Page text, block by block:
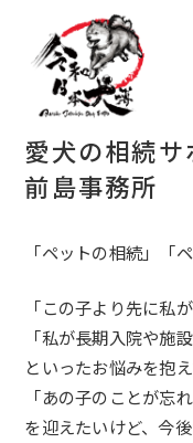
愛犬の相続
前島事務所
「ペットの相続」「
「この子より先に私
「私が長期入院や施
といったお悩みを抱
「あの子のことが忘
を迎えたいけど、今